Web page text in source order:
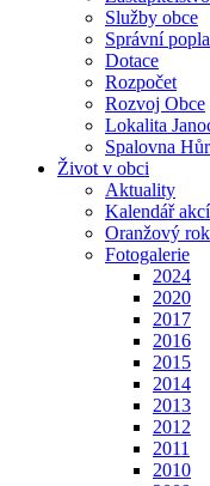
Služby obce
Správní
Dotace
Rozpočet
Rozvoj Obce
Lokalita
Spalovna
Život v obci
Aktuality
Kalendář akcí
Oranžový rok
Fotogalerie
2024
2020
2017
2016
2015
2014
2013
2012
2011
2010